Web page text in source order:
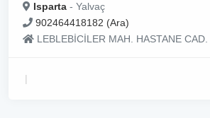
Isparta - Yalvaç
902464418182 (Ara)
LEBLEBİCİLER MAH. HASTANE